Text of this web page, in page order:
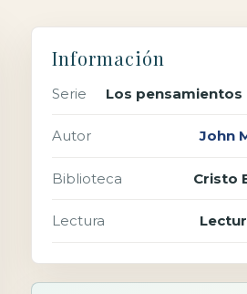
Información
Serie Los pensamientos
Autor John
Biblioteca Cristo
Lectura